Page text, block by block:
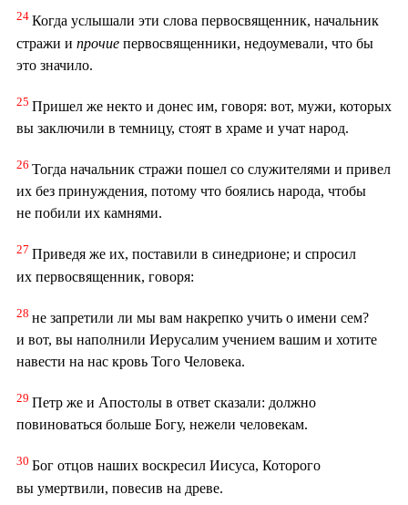
24 Когда услышали эти слова первосвященник, начальник
стражи и прочие первосвященники, недоумевали, что бы
это значило.
25 Пришел же некто и донес им, говоря: вот, мужи, которых
вы заключили в темницу, стоят в храме и учат народ.
26 Тогда начальник стражи пошел со служителями и привел
их без принуждения, потому что боялись народа, чтобы
не побили их камнями.
27 Приведя же их, поставили в синедрионе; и спросил
их первосвященник, говоря:
28 не запретили ли мы вам накрепко учить о имени сем?
и вот, вы наполнили Иерусалим учением вашим и хотите
навести на нас кровь Того Человека.
29 Петр же и Апостолы в ответ сказали: должно
повиноваться больше Богу, нежели человекам.
30 Бог отцов наших воскресил Иисуса, Которого
вы умертвили, повесив на древе.